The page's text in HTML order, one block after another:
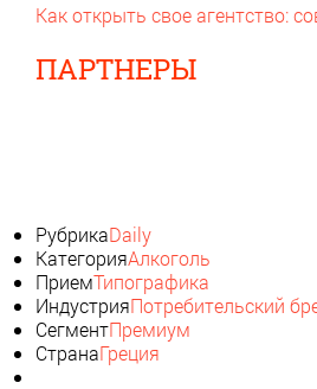
Как открыть свое агентство:
ПАРТНЕРЫ
РубрикаDaily
КатегорияАлкоголь
ПриемТипографика
ИндустрияПотребительский
СегментПремиум
СтранаГреция